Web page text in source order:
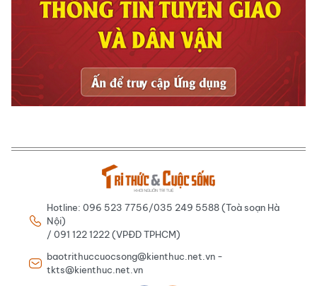
Hotline: 096 523 7756/035 249 5588 (Toà soạn Hà
Nội)
/ 091 122 1222 (VPĐD TPHCM)
baotrithuccuocsong@kienthuc.net.vn -
tkts@kienthuc.net.vn